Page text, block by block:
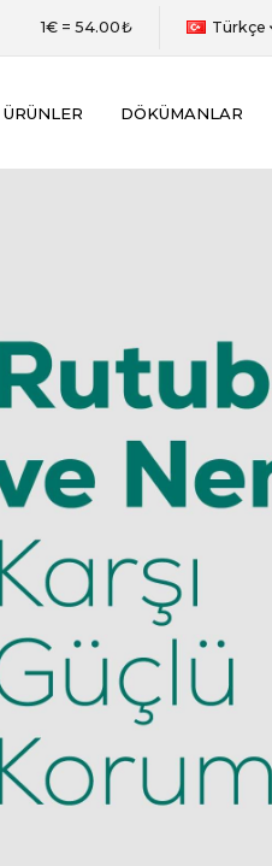
gerekmektedir.
1€ =54.00₺ Türkçe
ÜRÜNLER DÖKÜMANLAR